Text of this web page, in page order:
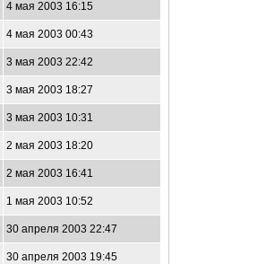
4 мая 2003 16:15
4 мая 2003 00:43
3 мая 2003 22:42
3 мая 2003 18:27
3 мая 2003 10:31
2 мая 2003 18:20
2 мая 2003 16:41
1 мая 2003 10:52
30 апреля 2003 22:47
30 апреля 2003 19:45